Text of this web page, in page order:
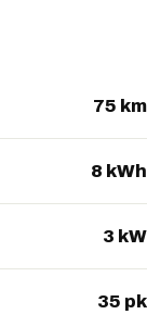
75 km
8 kWh
3 kW
35 pk